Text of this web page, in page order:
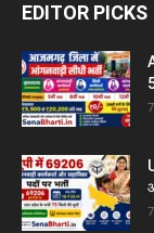
EDITOR PICKS